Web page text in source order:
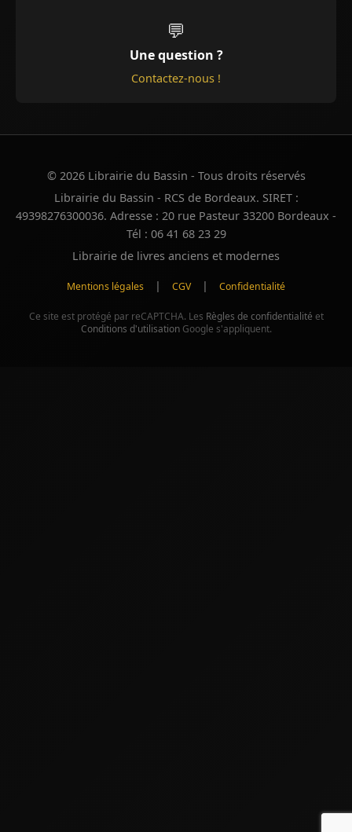
💬
Une question ?
Contactez-nous !
© 2026 Librairie du Bassin - Tous droits réservés
Librairie du Bassin - RCS de Bordeaux. SIRET :
49398276300036. Adresse : 20 rue Pasteur 33200 Bordeaux -
Tél : 06 41 68 23 29
Librairie de livres anciens et modernes
Mentions légales | CGV | Confidentialité
Ce site est protégé par reCAPTCHA. Les Règles de confidentialité et
Conditions d'utilisationGoogle s'appliquent.